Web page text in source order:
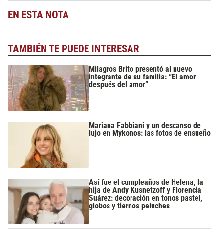
EN ESTA NOTA
TAMBIÉN TE PUEDE INTERESAR
Milagros Brito presentó al nuevo
integrante de su familia: “El amor
después del amor”
Mariana Fabbiani y un descanso de
lujo en Mykonos: las fotos de ensueño
Así fue el cumpleaños de Helena, la
hija de Andy Kusnetzoff y Florencia
Suárez: decoración en tonos pastel,
globos y tiernos peluches